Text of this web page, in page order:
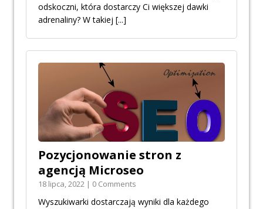
odskoczni, która dostarczy Ci większej dawki
adrenaliny? W takiej [...]
Pozycjonowanie stron z
agencją Microseo
18 lipca, 2022 | 0 Comments
Wyszukiwarki dostarczają wyniki dla każdego